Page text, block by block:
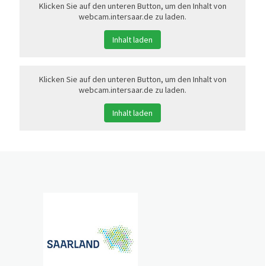
Klicken Sie auf den unteren Button, um den Inhalt von
webcam.intersaar.de zu laden.
Inhalt laden
Klicken Sie auf den unteren Button, um den Inhalt von
webcam.intersaar.de zu laden.
Inhalt laden